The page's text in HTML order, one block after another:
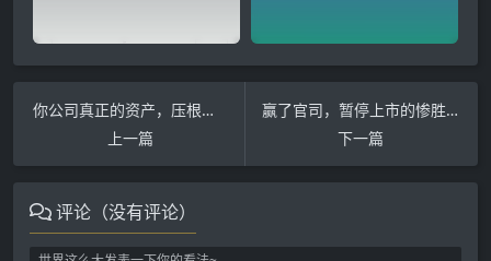
你公司真正的资产，压根不随你姓
上一篇
赢了官司，暂停上市的惨胜：隐匿报告、踩点起诉与2300万天价索赔背后的商战杀局
下一篇
评论（没有评论）